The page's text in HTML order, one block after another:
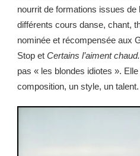
nourrit de formations issues
différents cours danse, chant,
nominée et récompensée aux
Stop et Certains l’aiment chaud.
pas « les blondes idiotes ».
composition, un style, un talent.